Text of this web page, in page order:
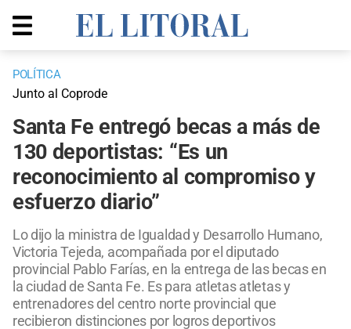
POLÍTICA
Junto al Coprode
Santa Fe entregó becas a más de
130 deportistas: “Es un
reconocimiento al compromiso y
esfuerzo diario”
Lo dijo la ministra de Igualdad y Desarrollo Humano,
Victoria Tejeda, acompañada por el diputado
provincial Pablo Farías, en la entrega de las becas en
la ciudad de Santa Fe. Es para atletas atletas y
entrenadores del centro norte provincial que
recibieron distinciones por logros deportivos